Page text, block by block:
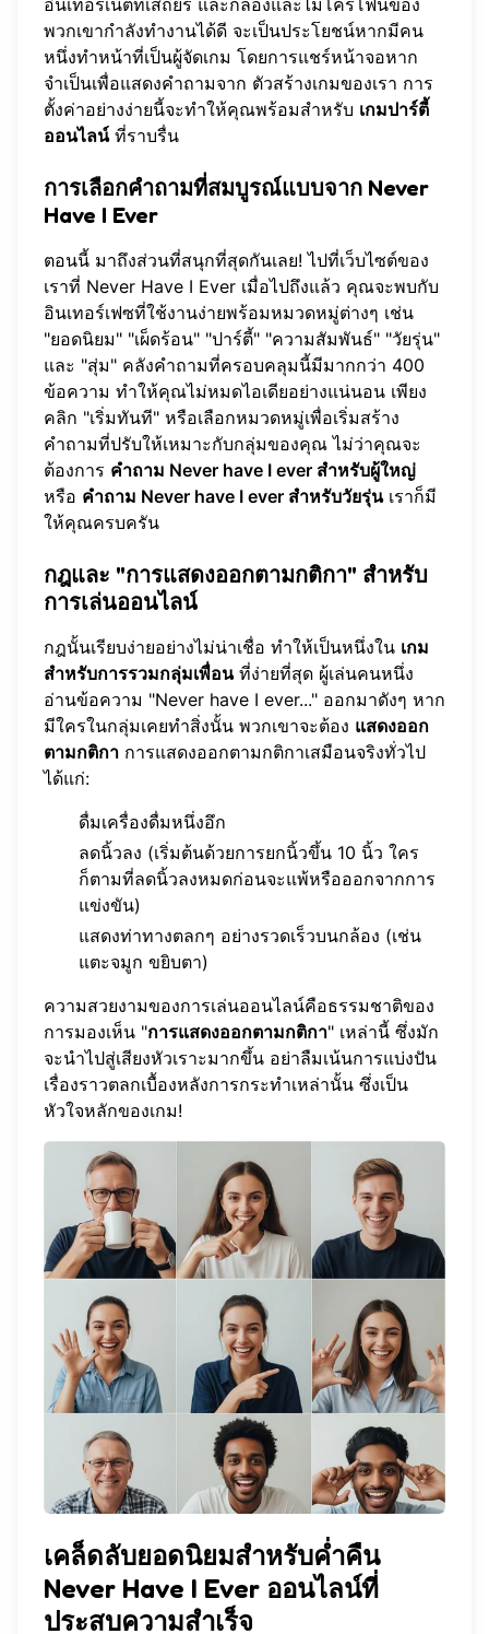
อินเทอร์เน็ตที่เสถียร และกล้องและไมโครโฟนของ
พวกเขากำลังทำงานได้ดี จะเป็นประโยชน์หากมีคน
หนึ่งทำหน้าที่เป็นผู้จัดเกม โดยการแชร์หน้าจอหาก
จำเป็นเพื่อแสดงคำถามจาก ตัวสร้างเกมของเรา การ
ตั้งค่าอย่างง่ายนี้จะทำให้คุณพร้อมสำหรับ เกมปาร์ตี้
ออนไลน์ที่ราบรื่น
การเลือกคำถามที่สมบูรณ์แบบจาก Never
Have I Ever
ตอนนี้ มาถึงส่วนที่สนุกที่สุดกันเลย! ไปที่เว็บไซต์ของ
เราที่ Never Have I Ever เมื่อไปถึงแล้ว คุณจะพบกับ
อินเทอร์เฟซที่ใช้งานง่ายพร้อมหมวดหมู่ต่างๆ เช่น
"ยอดนิยม" "เผ็ดร้อน" "ปาร์ตี้" "ความสัมพันธ์" "วัยรุ่น"
และ "สุ่ม" คลังคำถามที่ครอบคลุมนี้มีมากกว่า 400
ข้อความ ทำให้คุณไม่หมดไอเดียอย่างแน่นอน เพียง
คลิก "เริ่มทันที" หรือเลือกหมวดหมู่เพื่อเริ่มสร้าง
คำถามที่ปรับให้เหมาะกับกลุ่มของคุณ ไม่ว่าคุณจะ
ต้องการ คำถาม Never have I ever สำหรับผู้ใหญ่
หรือ คำถาม Never have I ever สำหรับวัยรุ่นเราก็มี
ให้คุณครบครัน
กฎและ "การแสดงออกตามกติกา" สำหรับ
การเล่นออนไลน์
กฎนั้นเรียบง่ายอย่างไม่น่าเชื่อ ทำให้เป็นหนึ่งใน เกม
สำหรับการรวมกลุ่มเพื่อนที่ง่ายที่สุด ผู้เล่นคนหนึ่ง
อ่านข้อความ "Never have I ever..." ออกมาดังๆ หาก
มีใครในกลุ่มเคยทำสิ่งนั้น พวกเขาจะต้อง แสดงออก
ตามกติกา การแสดงออกตามกติกาเสมือนจริงทั่วไป
ได้แก่:
ดื่มเครื่องดื่มหนึ่งอึก
ลดนิ้วลง (เริ่มต้นด้วยการยกนิ้วขึ้น 10 นิ้ว ใคร
ก็ตามที่ลดนิ้วลงหมดก่อนจะแพ้หรือออกจากการ
แข่งขัน)
แสดงท่าทางตลกๆ อย่างรวดเร็วบนกล้อง (เช่น
แตะจมูก ขยิบตา)
ความสวยงามของการเล่นออนไลน์คือธรรมชาติของ
การมองเห็น "การแสดงออกตามกติกา" เหล่านี้ ซึ่งมัก
จะนำไปสู่เสียงหัวเราะมากขึ้น อย่าลืมเน้นการแบ่งปัน
เรื่องราวตลกเบื้องหลังการกระทำเหล่านั้น ซึ่งเป็น
หัวใจหลักของเกม!
เคล็ดลับยอดนิยมสำหรับค่ำคืน
Never Have I Ever ออนไลน์ที่
ประสบความสำเร็จ